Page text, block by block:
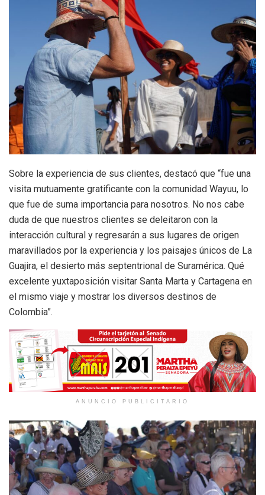
Sobre la experiencia de sus clientes, destacó que “fue una
visita mutuamente gratificante con la comunidad Wayuu, lo
que fue de suma importancia para nosotros. No nos cabe
duda de que nuestros clientes se deleitaron con la
interacción cultural y regresarán a sus lugares de origen
maravillados por la experiencia y los paisajes únicos de La
Guajira, el desierto más septentrional de Suramérica. Qué
excelente yuxtaposición visitar Santa Marta y Cartagena en
el mismo viaje y mostrar los diversos destinos de
Colombia”.
ANUNCIO PUBLICITARIO